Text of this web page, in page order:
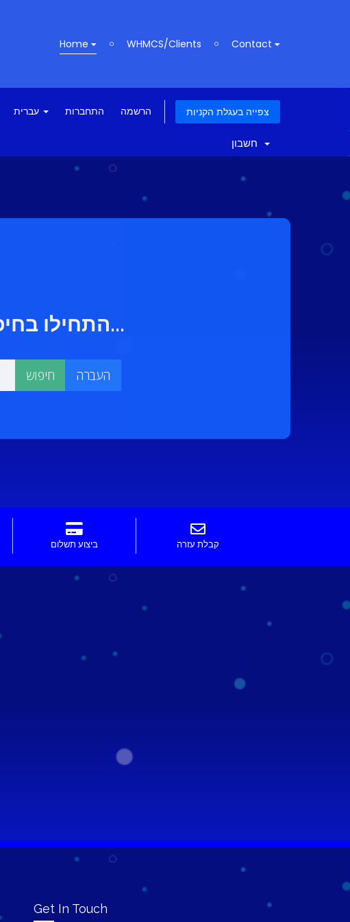
Home WHMCS/Clients Contact
התחברות הרשמה צפייה בעגלת הקניות
התחילו בחיפוש אחרי שם הדומיין המושלם עבורכם...
ביצוע תשלום קבלת עזרה
Get In Touch